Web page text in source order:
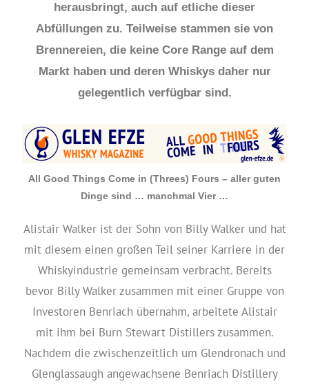
herausbringt, auch auf etliche dieser
Abfüllungen zu. Teilweise stammen sie von
Brennereien, die keine Core Range auf dem
Markt haben und deren Whiskys daher nur
gelegentlich verfügbar sind.
All Good Things Come in (Threes) Fours – aller guten
Dinge sind … manchmal Vier …
Alistair Walker ist der Sohn von Billy Walker und hat
mit diesem einen großen Teil seiner Karriere in der
Whiskyindustrie gemeinsam verbracht. Bereits
bevor Billy Walker zusammen mit einer Gruppe von
Investoren Benriach übernahm, arbeitete Alistair
mit ihm bei Burn Stewart Distillers zusammen.
Nachdem die zwischenzeitlich um Glendronach und
Glenglassaugh angewachsene Benriach Distillery